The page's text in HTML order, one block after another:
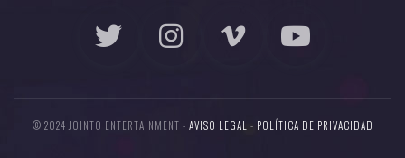
© 2024 JOINTO ENTERTAINMENT - AVISO LEGAL - POLÍTICA DE PRIVACIDAD